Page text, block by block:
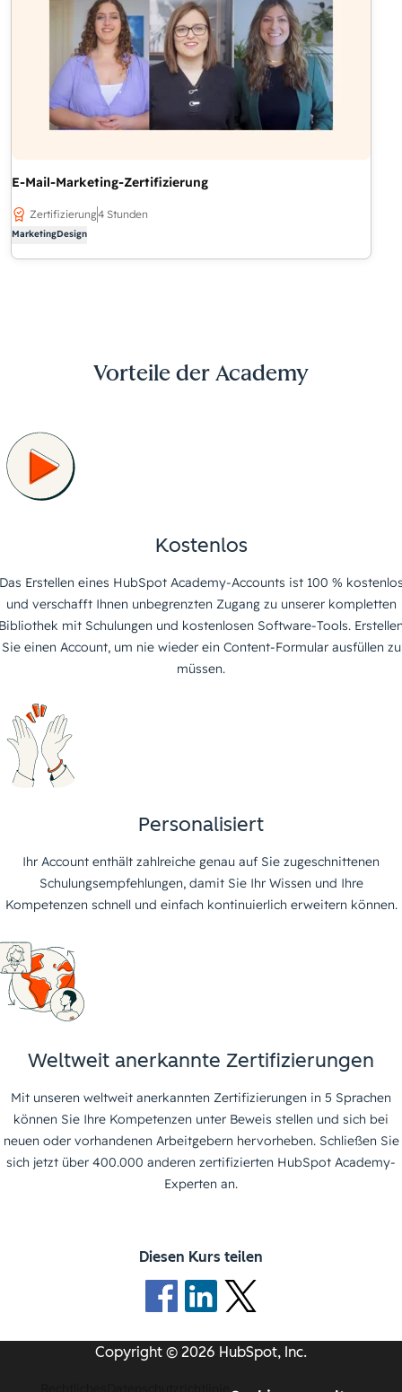
E-Mail-Marketing-Zertifizierung
Zertifizierung4 Stunden
MarketingDesign
Vorteile der Academy
Kostenlos
Erstellen eines HubSpot Academy-Accounts ist 100 %
und verschafft Ihnen unbegrenzten Zugang zu unserer kompletten
mit Schulungen und kostenlosen Software-Tools.
Sie einen Account, um nie wieder ein Content-Formular ausfüllen zu
müssen.
Personalisiert
Ihr Account enthält zahlreiche genau auf Sie zugeschnittenen
Schulungsempfehlungen, damit Sie Ihr Wissen und Ihre
Kompetenzen schnell und einfach kontinuierlich erweitern können.
Weltweit anerkannte Zertifizierungen
Mit unseren weltweit anerkannten Zertifizierungen in 5 Sprachen
können Sie Ihre Kompetenzen unter Beweis stellen und sich bei
neuen oder vorhandenen Arbeitgebern hervorheben. Schließen Sie
sich jetzt über 400.000 anderen zertifizierten HubSpot Academy-
Experten an.
Diesen Kurs teilen
Copyright © 2026 HubSpot, Inc.